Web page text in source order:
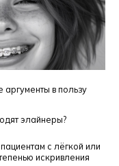
в пользу
элайнеры?
с лёгкой или
искривления